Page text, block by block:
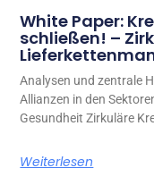
White Paper:
schließen! –
Analysen und zentrale
Allianzen in den
Gesundheit Zirkuläre
Weiterlesen